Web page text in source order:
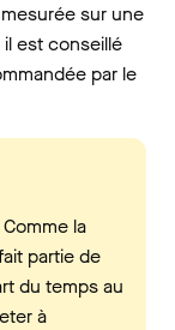
sur une
est conseillé
par le
la
partie de
du temps au
à